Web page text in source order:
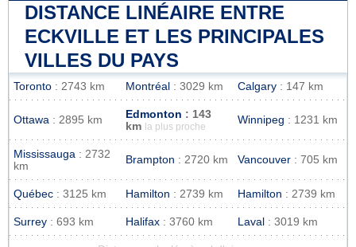
DISTANCE LINÉAIRE ENTRE
ECKVILLE ET LES PRINCIPALES
VILLES DU PAYS
Toronto : 2743 km Montréal : 3029 km Calgary : 147 km
Ottawa : 2895 km Edmonton : 143
km
la plus proche
Winnipeg : 1231 km
Mississauga : 2732
km
Brampton : 2720 km Vancouver : 705 km
Québec : 3125 km Hamilton : 2739 km Hamilton : 2739 km
Surrey : 693 km Halifax : 3760 km Laval : 3019 km